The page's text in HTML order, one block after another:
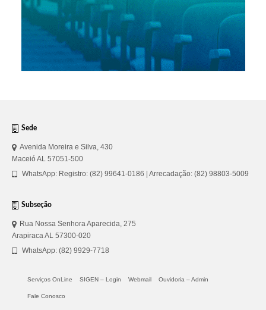
Sede
Avenida Moreira e Silva, 430
Maceió AL 57051-500
WhatsApp: Registro: (82) 99641-0186 | Arrecadação: (82) 98803-5009
Subseção
Rua Nossa Senhora Aparecida, 275
Arapiraca AL 57300-020
WhatsApp: (82) 9929-7718
Serviços OnLine SIGEN – Login Webmail Ouvidoria – Admin
Fale Conosco